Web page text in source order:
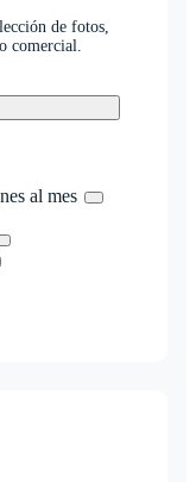
de fotos,
comercial.
al mes